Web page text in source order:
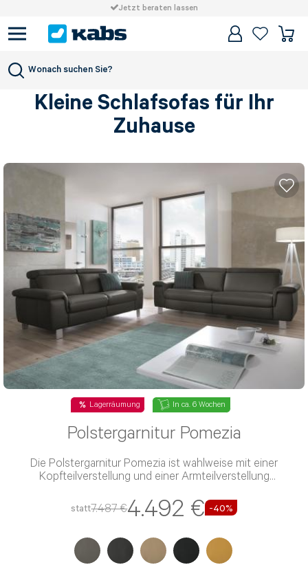
Jetzt beraten lassen
Kleine Schlafsofas für Ihr
Zuhause
Lagerräumung In ca. 6 Wochen
Polstergarnitur Pomezia
Die Polstergarnitur Pomezia ist wahlweise mit einer
Kopfteilverstellung und einer Armteilverstellung
statt7.487 €4.492 € -40%